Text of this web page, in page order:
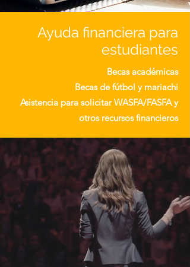
Ayuda financiera para
estudiantes
Becas académicas
Becas de fútbol y mariachi
Asistencia para solicitar WASFA/FASFA y
otros recursos financieros